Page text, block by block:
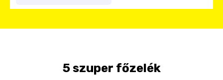
5 szuper főzelék